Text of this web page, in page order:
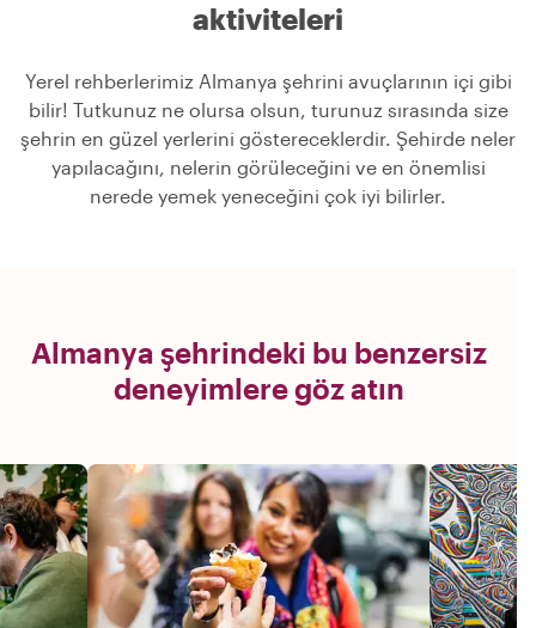
aktiviteleri
Yerel rehberlerimiz Almanya şehrini avuçlarının içi gibi
bilir! Tutkunuz ne olursa olsun, turunuz sırasında size
şehrin en güzel yerlerini göstereceklerdir. Şehirde neler
yapılacağını, nelerin görüleceğini ve en önemlisi
nerede yemek yeneceğini çok iyi bilirler.
Almanya şehrindeki bu benzersiz
deneyimlere göz atın